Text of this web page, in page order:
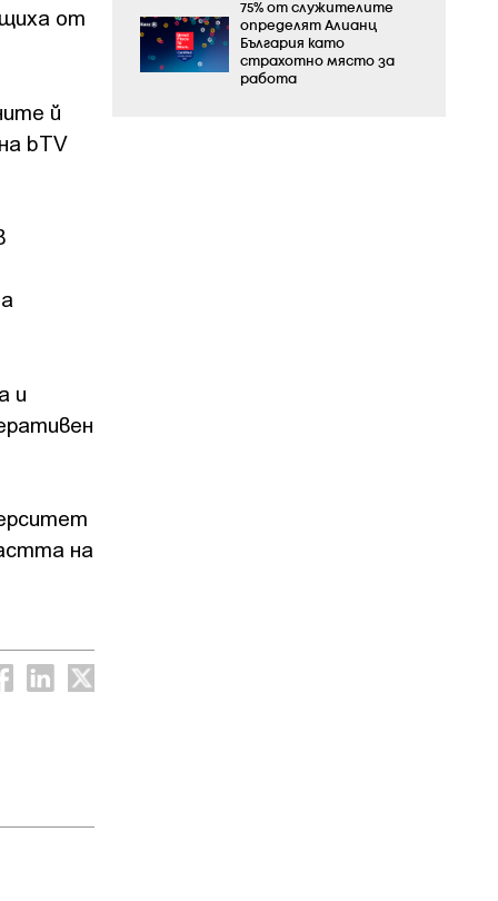
от
й
bTV
и
на
75% от служителите
определят Алианц
България като
страхотно място за
работа